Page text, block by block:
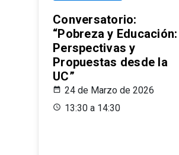
Conversatorio:
“Pobreza y Educación:
Perspectivas y
Propuestas desde la
UC”
24 de Marzo de 2026
13:30 a 14:30